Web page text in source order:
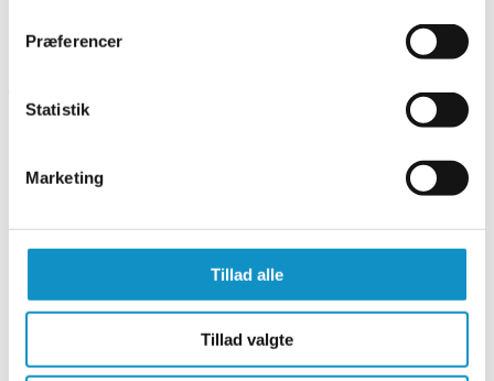
Præferencer
Statistik
Marketing
Tillad alle
Tillad valgte
Nyhedsbrev uge 18, 2025
2025